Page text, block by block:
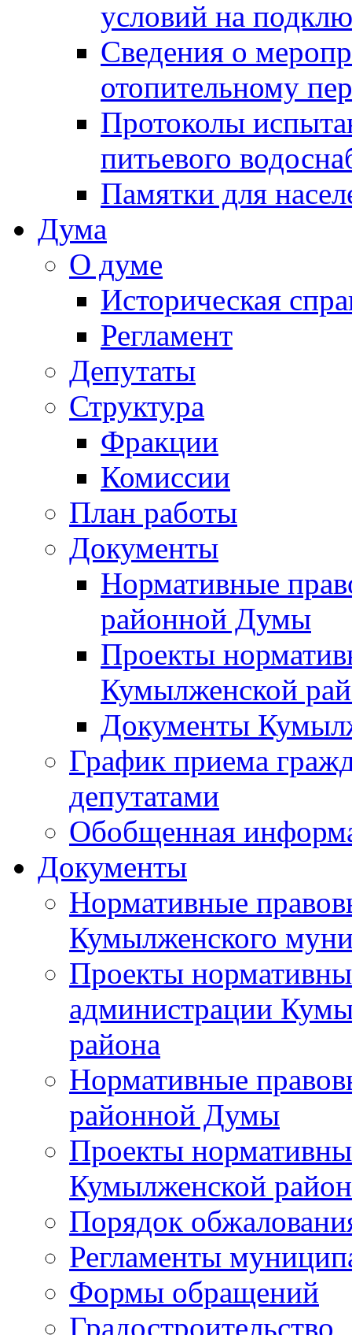
условий на
Сведения о
отопительному
Протоколы
питьевого
Памятки для
Дума
О думе
Историческая
Регламент
Депутаты
Структура
Фракции
Комиссии
План работы
Документы
Нормативные
районной Думы
Проекты
Кумылженской
Документы
График приема
депутатами
Обобщенная
Документы
Нормативные
Кумылженского
Проекты
администрации
района
Нормативные
районной Думы
Проекты
Кумылженской
Порядок
Регламенты
Формы обращений
Градостроительство